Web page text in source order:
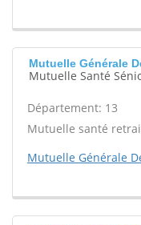
Mutuelle Générale
Mutuelle Santé
Département: 13
Mutuelle santé
Mutuelle Générale